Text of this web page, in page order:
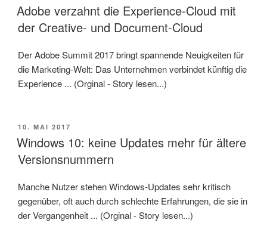
AM
Adobe verzahnt die Experience-Cloud mit
der Creative- und Document-Cloud
Der Adobe Summit 2017 bringt spannende Neuigkeiten für
die Marketing-Welt: Das Unternehmen verbindet künftig die
Experience ... (Orginal - Story lesen...)
VERÖFFENTLICHT
AM
10. MAI 2017
Windows 10: keine Updates mehr für ältere
Versionsnummern
Manche Nutzer stehen Windows-Updates sehr kritisch
gegenüber, oft auch durch schlechte Erfahrungen, die sie in
der Vergangenheit ... (Orginal - Story lesen...)